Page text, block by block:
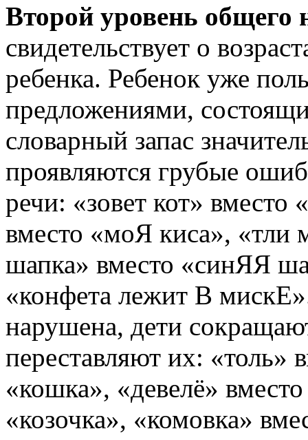
Второй уровень общего
свидетельствует о
ребенка. Ребенок уже
предложениями,
словарный запас
проявляются грубые
речи: «зовет кот» вместо
вместо «моЯ киса», «тли
шапка» вместо «синЯЯ
«конфета лежит В мискЕ»
нарушена, дети
переставляют их: «толь»
«кошка», «девелё»
«козочка», «комовка»